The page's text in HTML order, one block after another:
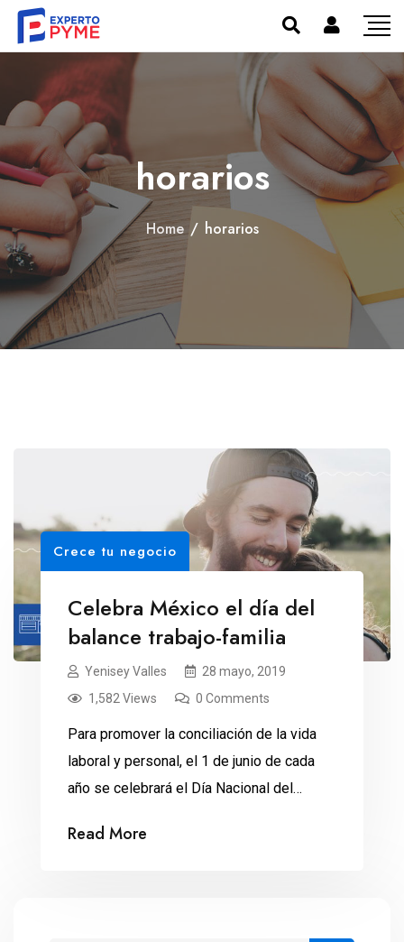
horarios
Home / horarios
Crece tu negocio
Celebra México el día del
balance trabajo-familia
Yenisey Valles
28 mayo, 2019
1,582 Views
0 Comments
Para promover la conciliación de la vida
laboral y personal, el 1 de junio de cada
año se celebrará el Día Nacional del
Read More